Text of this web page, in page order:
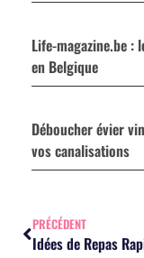
Life-magazine.be :
en Belgique
Déboucher évier
vos canalisations
PRÉCÉDENT